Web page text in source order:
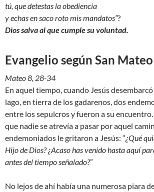
tú, que detestas la obediencia
y echas en saco roto mis mandatos”?
Dios salva al que cumple su voluntad.
Evangelio según San Mateo
Mateo 8, 28-34
En aquel tiempo, cuando Jesús
lago, en tierra de los gadarenos, dos
entre los sepulcros y fueron a su encuentro.
que nadie se atrevía a pasar por aquel
endemoniados le gritaron a Jesús: “¿Qué
Hijo de Dios? ¿Acaso has venido hasta aquí
antes del tiempo señalado?”
No lejos de ahí había una numerosa piara